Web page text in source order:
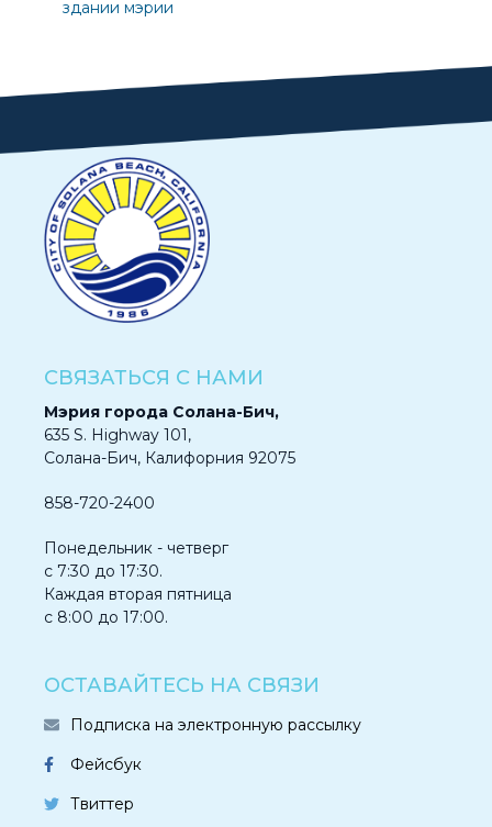
здании мэрии
СВЯЗАТЬСЯ С НАМИ
Мэрия города Солана-Бич,
635 S. Highway 101,
Солана-Бич, Калифорния 92075
858-720-2400
Понедельник - четверг
с 7:30 до 17:30.
Каждая вторая пятница
с 8:00 до 17:00.
ОСТАВАЙТЕСЬ НА СВЯЗИ
Подписка на электронную рассылку
Фейсбук
Твиттер